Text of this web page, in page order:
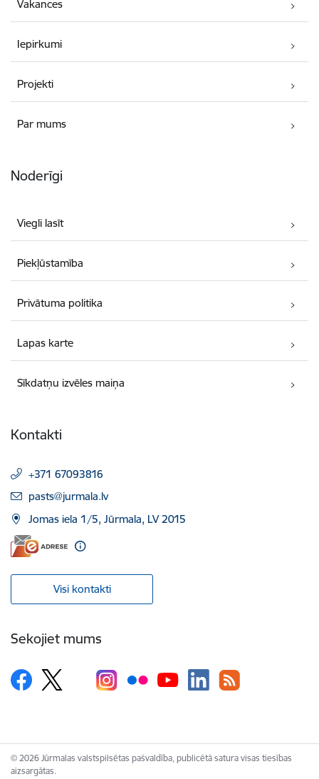
Vakances
Iepirkumi
Projekti
Par mums
Noderīgi
Viegli lasīt
Piekļūstamība
Privātuma politika
Lapas karte
Sīkdatņu izvēles maiņa
Kontakti
+371 67093816
E-pasts:
pasts@jurmala.lv
Jomas iela 1/5, Jūrmala, LV 2015
Visi kontakti
Sekojiet mums
© 2026 Jūrmalas valstspilsētas pašvaldība, publicētā satura visas tiesības
aizsargātas.